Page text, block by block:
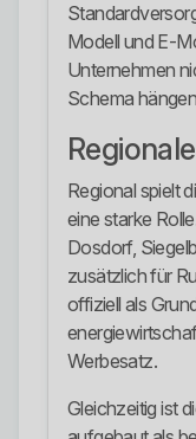
Modell und E-
Unternehmen
Schema
Regional spielt
eine starke
Dosdorf,
zusätzlich für
offiziell als
Werbesatz.
Gleichzeitig ist